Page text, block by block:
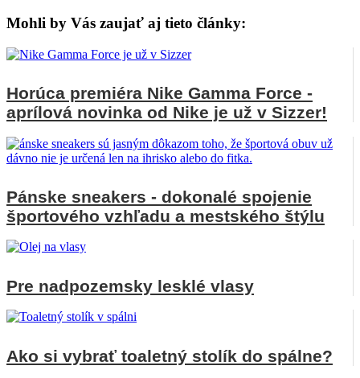
Mohli by Vás zaujať aj tieto články:
Horúca premiéra Nike Gamma Force -
aprílová novinka od Nike je už v Sizzer!
Pánske sneakers - dokonalé spojenie
športového vzhľadu a mestského štýlu
Pre nadpozemsky lesklé vlasy
Ako si vybrať toaletný stolík do spálne?